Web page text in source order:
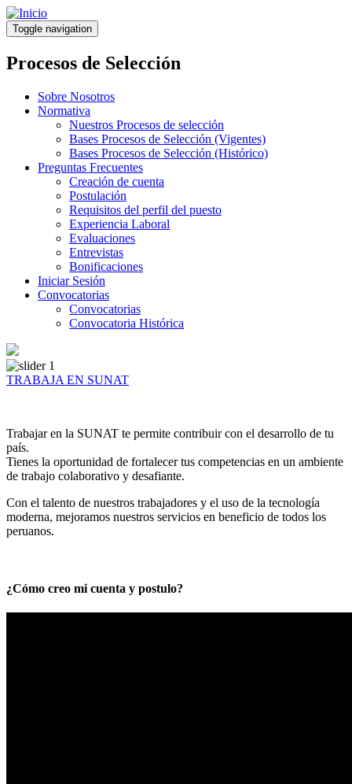
Pasar
al
contenido
principal
Toggle navigation
Procesos de Selección
Sobre Nosotros
Normativa
Nuestros Procesos de selección
Bases Procesos de Selección (Vigentes)
Bases Procesos de Selección (Histórico)
Preguntas Frecuentes
Creación de cuenta
Postulación
Requisitos del perfil del puesto
Experiencia Laboral
Evaluaciones
Entrevistas
Bonificaciones
Iniciar Sesión
Convocatorias
Convocatorias
Convocatoria Histórica
TRABAJA EN SUNAT
Trabajar en la SUNAT te permite contribuir con el desarrollo de tu
país.
Tienes la oportunidad de fortalecer tus competencias en un ambiente
de trabajo colaborativo y desafiante.
Con el talento de nuestros trabajadores y el uso de la tecnología
moderna, mejoramos nuestros servicios en beneficio de todos los
peruanos.
¿Cómo creo mi cuenta y postulo?